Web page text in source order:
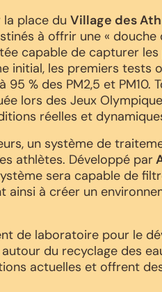
la place du Village des
à offrir une « douche
capable de capturer
initial, les premiers tests
% des PM2,5 et PM10.
lors des Jeux
réelles et
un système de
athlètes. Développé par
sera capable de
à créer un
de laboratoire pour le
du recyclage des
actuelles et offrent